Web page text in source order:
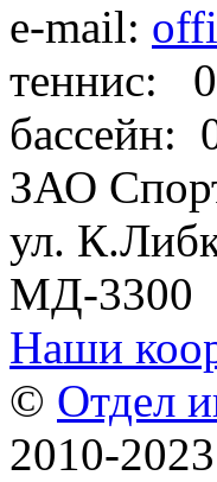
e-mail:
теннис:
бассейн:
ЗАО
ул.
МД-3300
Наши
© Отдел
2010-2023